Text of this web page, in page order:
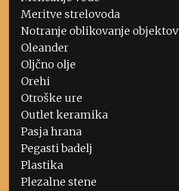
Meritve strelovoda
Notranje oblikovanje objektov
Oleander
Oljčno olje
Orehi
Otroške ure
Outlet keramika
Pasja hrana
Pegasti badelj
Plastika
Plezalne stene